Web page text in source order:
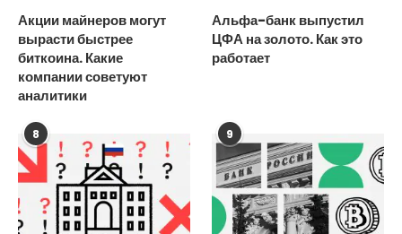
Акции майнеров могут
вырасти быстрее
биткоина. Какие
компании советуют
аналитики
Альфа-банк выпустил
ЦФА на золото. Как это
работает
8 9